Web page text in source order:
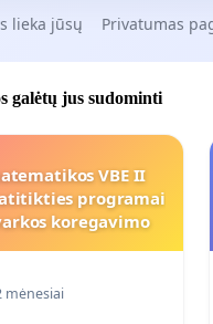
lieka jūsų Privatumas
galėtų jus sudominti
VBE II
programai
koregavimo
mėnesiai